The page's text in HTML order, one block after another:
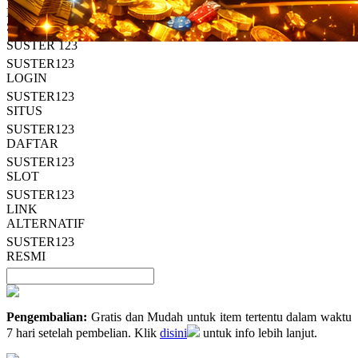
Read
13
Reviews.
Tautan
halaman
yang
sama.
HT OFFICIAL
SUSTER123
SUSTER 123
SUSTER123
LOGIN
SUSTER123
SITUS
SUSTER123
DAFTAR
SUSTER123
SLOT
SUSTER123
LINK
ALTERNATIF
SUSTER123
RESMI
Pengembalian: Gratis dan Mudah untuk item tertentu dalam waktu
7 hari setelah pembelian. Klik disini untuk info lebih lanjut.